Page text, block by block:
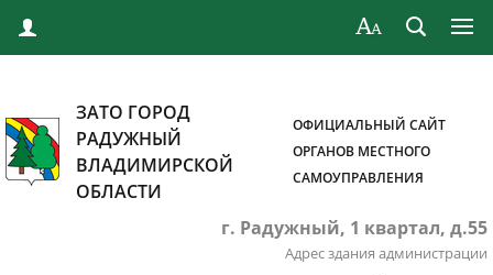
ЗАТО ГОРОД
РАДУЖНЫЙ
ВЛАДИМИРСКОЙ
ОБЛАСТИ
ОФИЦИАЛЬНЫЙ САЙТ
ОРГАНОВ МЕСТНОГО
САМОУПРАВЛЕНИЯ
г. Радужный, 1 квартал, д.55
Адрес здания администрации